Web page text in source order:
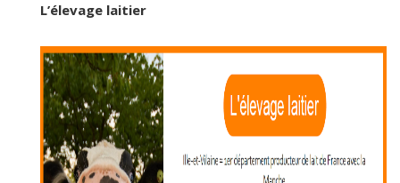
L’élevage laitier